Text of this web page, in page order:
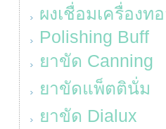
ผงเชื่อมเครื่องท
Polishing Buff
ยาขัด Canning
ยาขัดแพ็ตตินั่ม
ยาขัด Dialux